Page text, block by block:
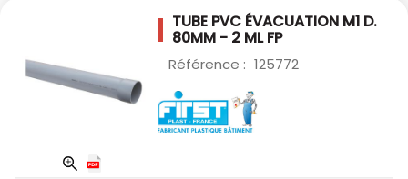
TUBE PVC ÉVACUATION M1 D.
80MM - 2 MLFP
Référence : 125772